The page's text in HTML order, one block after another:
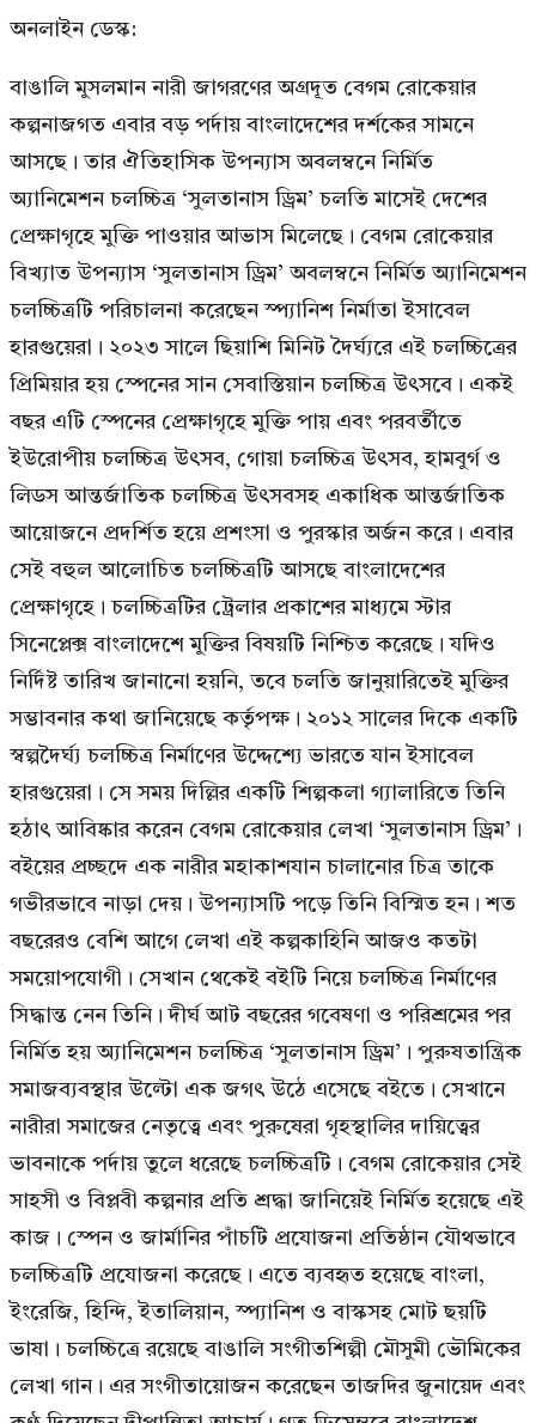
অনলাইন ডেস্ক:
বাঙালি মুসলমান নারী জাগরণের অগ্রদূত বেগম রোকেয়ার
কল্পনাজগত এবার বড় পর্দায় বাংলাদেশের দর্শকের সামনে
আসছে। তার ঐতিহাসিক উপন্যাস অবলম্বনে নির্মিত
অ্যানিমেশন চলচ্চিত্র ‘সুলতানাস ড্রিম’ চলতি মাসেই দেশের
প্রেক্ষাগৃহে মুক্তি পাওয়ার আভাস মিলেছে। বেগম রোকেয়ার
বিখ্যাত উপন্যাস ‘সুলতানাস ড্রিম’ অবলম্বনে নির্মিত অ্যানিমেশন
চলচ্চিত্রটি পরিচালনা করেছেন স্প্যানিশ নির্মাতা ইসাবেল
হারগুয়েরা। ২০২৩ সালে ছিয়াশি মিনিট দৈর্ঘ্যরে এই চলচ্চিত্রের
প্রিমিয়ার হয় স্পেনের সান সেবাস্তিয়ান চলচ্চিত্র উৎসবে। একই
বছর এটি স্পেনের প্রেক্ষাগৃহে মুক্তি পায় এবং পরবর্তীতে
ইউরোপীয় চলচ্চিত্র উৎসব, গোয়া চলচ্চিত্র উৎসব, হামবুর্গ ও
লিডস আন্তর্জাতিক চলচ্চিত্র উৎসবসহ একাধিক আন্তর্জাতিক
আয়োজনে প্রদর্শিত হয়ে প্রশংসা ও পুরস্কার অর্জন করে। এবার
সেই বহুল আলোচিত চলচ্চিত্রটি আসছে বাংলাদেশের
প্রেক্ষাগৃহে। চলচ্চিত্রটির ট্রেলার প্রকাশের মাধ্যমে স্টার
সিনেপ্লেক্স বাংলাদেশে মুক্তির বিষয়টি নিশ্চিত করেছে। যদিও
নির্দিষ্ট তারিখ জানানো হয়নি, তবে চলতি জানুয়ারিতেই মুক্তির
সম্ভাবনার কথা জানিয়েছে কর্তৃপক্ষ। ২০১২ সালের দিকে একটি
স্বল্পদৈর্ঘ্য চলচ্চিত্র নির্মাণের উদ্দেশ্যে ভারতে যান ইসাবেল
হারগুয়েরা। সে সময় দিল্লির একটি শিল্পকলা গ্যালারিতে তিনি
হঠাৎ আবিষ্কার করেন বেগম রোকেয়ার লেখা ‘সুলতানাস ড্রিম’।
বইয়ের প্রচ্ছদে এক নারীর মহাকাশযান চালানোর চিত্র তাকে
গভীরভাবে নাড়া দেয়। উপন্যাসটি পড়ে তিনি বিস্মিত হন। শত
বছরেরও বেশি আগে লেখা এই কল্পকাহিনি আজও কতটা
সময়োপযোগী। সেখান থেকেই বইটি নিয়ে চলচ্চিত্র নির্মাণের
সিদ্ধান্ত নেন তিনি। দীর্ঘ আট বছরের গবেষণা ও পরিশ্রমের পর
নির্মিত হয় অ্যানিমেশন চলচ্চিত্র ‘সুলতানাস ড্রিম’। পুরুষতান্ত্রিক
সমাজব্যবস্থার উল্টো এক জগৎ উঠে এসেছে বইতে। সেখানে
নারীরা সমাজের নেতৃত্বে এবং পুরুষেরা গৃহস্থালির দায়িত্বের
ভাবনাকে পর্দায় তুলে ধরেছে চলচ্চিত্রটি। বেগম রোকেয়ার সেই
সাহসী ও বিপ্লবী কল্পনার প্রতি শ্রদ্ধা জানিয়েই নির্মিত হয়েছে এই
কাজ। স্পেন ও জার্মানির পাঁচটি প্রযোজনা প্রতিষ্ঠান যৌথভাবে
চলচ্চিত্রটি প্রযোজনা করেছে। এতে ব্যবহৃত হয়েছে বাংলা,
ইংরেজি, হিন্দি, ইতালিয়ান, স্প্যানিশ ও বাস্কসহ মোট ছয়টি
ভাষা। চলচ্চিত্রে রয়েছে বাঙালি সংগীতশিল্পী মৌসুমী ভৌমিকের
লেখা গান। এর সংগীতায়োজন করেছেন তাজদির জুনায়েদ এবং